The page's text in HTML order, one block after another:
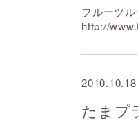
フルーツ
http://
2010.10.18
たまプ